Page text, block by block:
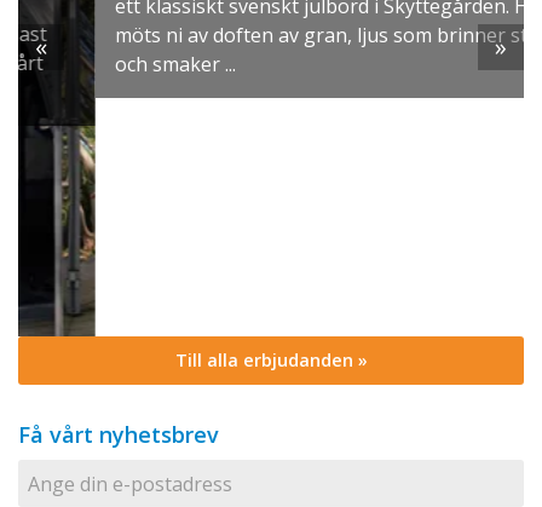
ett klassiskt svenskt julbord i Skyttegården. Här
möts ni av doften av gran, ljus som brinner stilla
och smaker ...
« »
Till alla erbjudanden »
Få vårt nyhetsbrev